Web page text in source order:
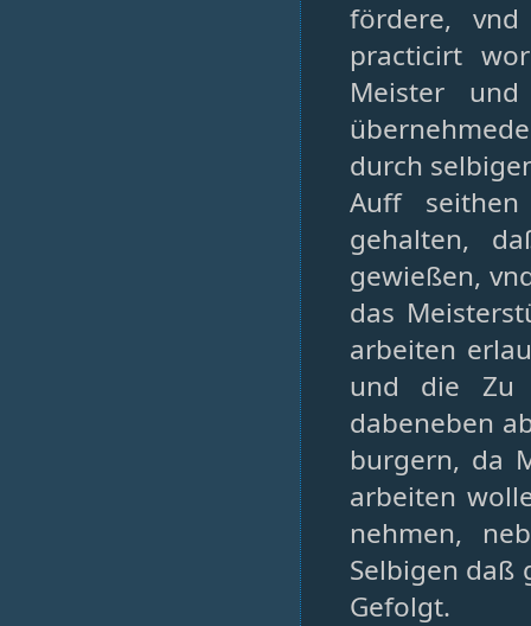
fördere,
practicirt
Meister
durch
Auff
gehalten,
gewießen,
das
arbeiten
und die Zu
dabeneben
burgern, da
arbeiten
nehmen,
Selbigen daß
Gefolgt.